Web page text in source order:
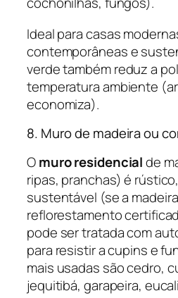
Ideal para casas
contemporâneas e
verde também reduz a
temperatura ambiente
economiza).
8. Muro de madeira ou
Omuro residencialde
ripas, pranchas) é
sustentável (se a
reflorestamento
pode ser tratada com
para resistir a cupins e
mais usadas são cedro,
jequitibá, garapeira,